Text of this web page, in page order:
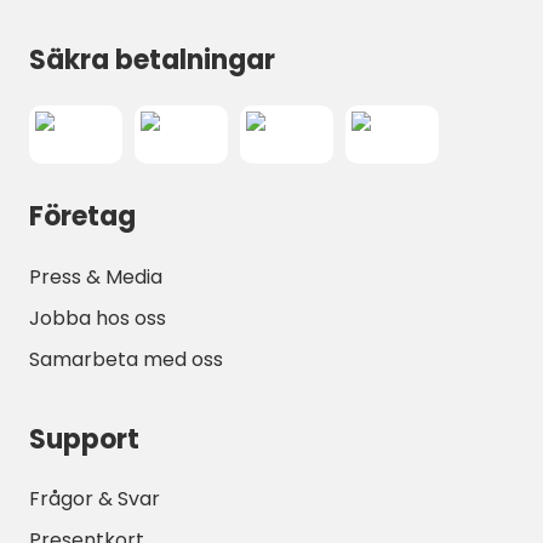
Säkra betalningar
Företag
Press & Media
Jobba hos oss
Samarbeta med oss
Support
Frågor & Svar